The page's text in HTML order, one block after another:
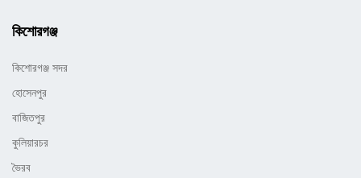
কিশোরগঞ্জ
কিশোরগঞ্জ সদর
হোসেনপুর
বাজিতপুর
কুলিয়ারচর
ভৈরব